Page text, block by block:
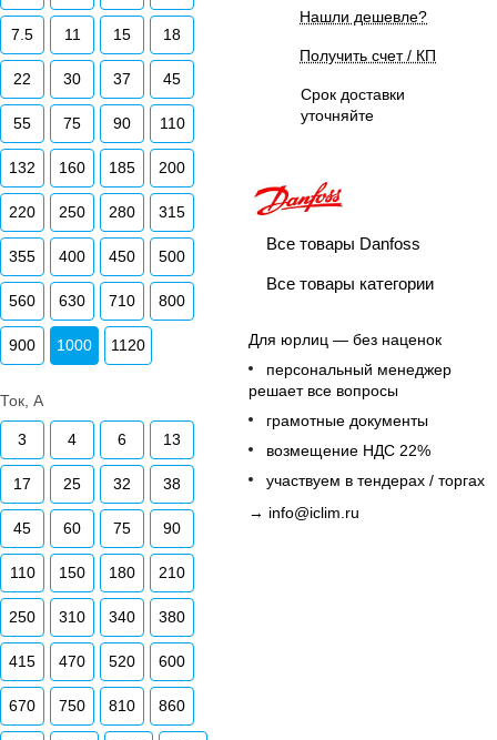
7.5 11 15 18
22 30 37 45
55 75 90 110
132 160 185 200
220 250 280 315
355 400 450 500
560 630 710 800
900 1000 1120
Ток, А
3 4 6 13
17 25 32 38
45 60 75 90
110 150 180 210
250 310 340 380
415 470 520 600
670 750 810 860
Нашли дешевле?
Получить счет / КП
Срок доставки
уточняйте
Все товары Danfoss
Все товары категории
Для юрлиц — без наценок
персональный менеджер
решает все вопросы
грамотные документы
возмещение НДС 22%
участвуем в тендерах / торгах
→ info@iclim.ru